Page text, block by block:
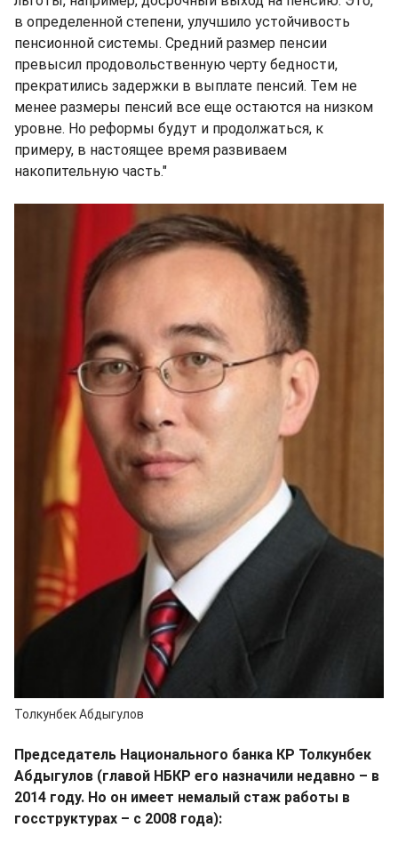
в определенной степени, улучшило устойчивость
пенсионной системы. Средний размер пенсии
превысил продовольственную черту бедности,
прекратились задержки в выплате пенсий. Тем не
менее размеры пенсий все еще остаются на низком
уровне. Но реформы будут и продолжаться, к
примеру, в настоящее время развиваем
накопительную часть."
Толкунбек Абдыгулов
Председатель Национального банка КР Толкунбек
Абдыгулов (главой НБКР его назначили недавно – в
2014 году. Но он имеет немалый стаж работы в
госструктурах – с 2008 года):